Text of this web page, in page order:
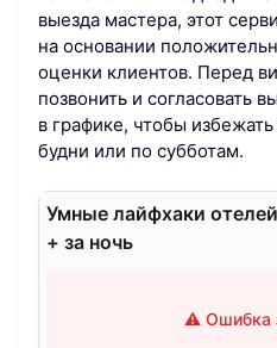
выезда мастера, этот
на основании
оценки клиентов. Перед
позвонить и согласовать
в графике, чтобы
будни или по субботам.
Умные лайфхаки
+ за ночь
⚠️ Ошибка